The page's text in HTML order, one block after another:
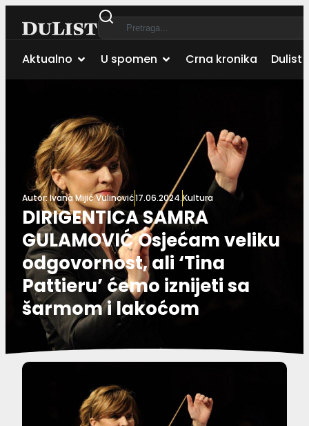
Aktualno U spomen Crna kronika Dulist
Autor:Ivana Mijić Vulinović17.06.2024.Kultura
DIRIGENTICA SAMRA
GULAMOVIĆ Osjećam veliku
odgovornost, ali ‘Tina
Pattieru’ ćemo iznijeti sa
šarmom i lakoćom